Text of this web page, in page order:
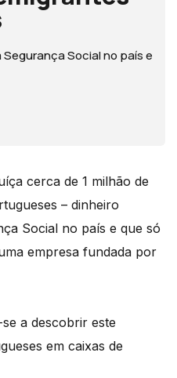
Social no país e
cerca de 1 milhão de
– dinheiro
Social no país e que só
empresa fundada por
a descobrir este
em caixas de